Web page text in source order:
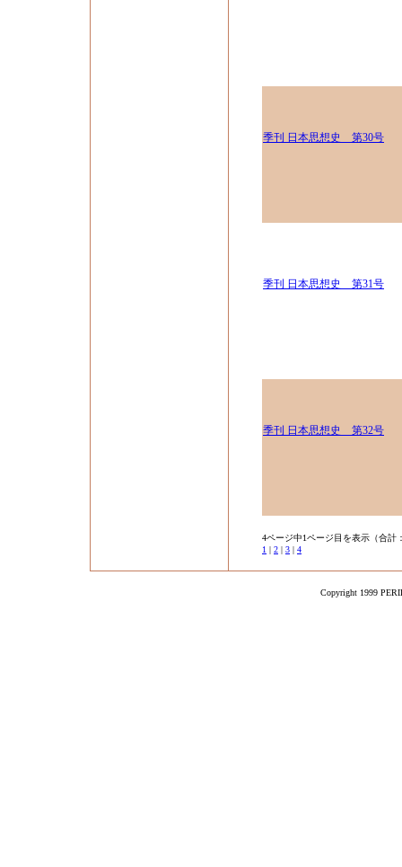
季刊 日本思想史 第30号
季刊 日本思想史 第31号
季刊 日本思想史 第32号
4ページ中1ページ目を表示（合計
1 | 2 | 3 | 4
Copyright 1999